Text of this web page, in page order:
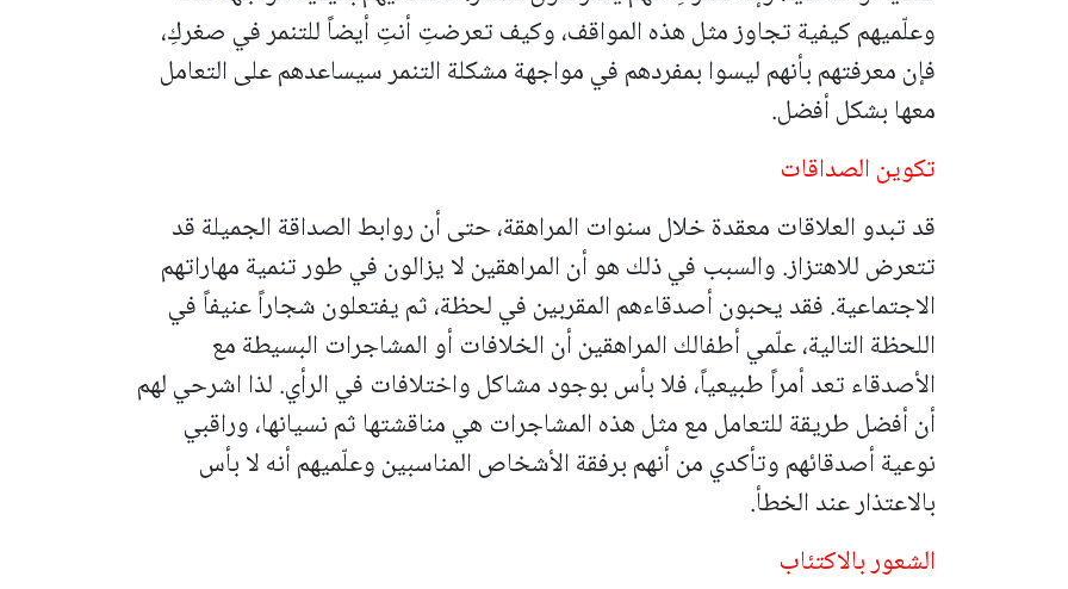
وعلّميهم كيفية تجاوز مثل هذه المواقف، وكيف تعرضتِ أنتِ أيضاً للتنمر في صغركِ،
فإن معرفتهم بأنهم ليسوا بمفردهم في مواجهة مشكلة التنمر سيساعدهم على التعامل
معها بشكل أفضل.
تكوين الصداقات
قد تبدو العلاقات معقدة خلال سنوات المراهقة، حتى أن روابط الصداقة الجميلة قد
تتعرض للاهتزاز. والسبب في ذلك هو أن المراهقين لا يزالون في طور تنمية مهاراتهم
الاجتماعية. فقد يحبون أصدقاءهم المقربين في لحظة، ثم يفتعلون شجاراً عنيفاً في
اللحظة التالية، علّمي أطفالك المراهقين أن الخلافات أو المشاجرات البسيطة مع
الأصدقاء تعد أمراً طبيعياً، فلا بأس بوجود مشاكل واختلافات في الرأي. لذا اشرحي لهم
أن أفضل طريقة للتعامل مع مثل هذه المشاجرات هي مناقشتها ثم نسيانها، وراقبي
نوعية أصدقائهم وتأكدي من أنهم برفقة الأشخاص المناسبين وعلّميهم أنه لا بأس
بالاعتذار عند الخطأ.
الشعور بالاكتئاب